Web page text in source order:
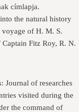
címlapja.
the natural history
of H. M. S.
Fitz Roy, R. N.
Journal of researches
visited during the
the command of